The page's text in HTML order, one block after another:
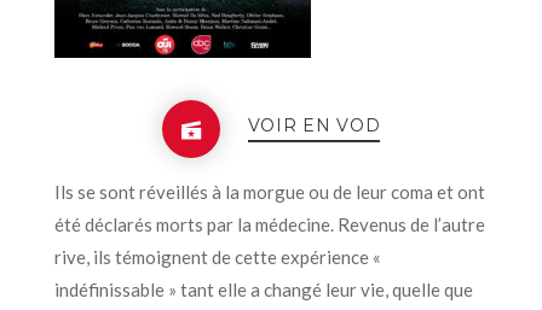
VOIR EN VOD
Ils se sont réveillés à la morgue ou de leur coma et ont
été déclarés morts par la médecine. Revenus de l’autre
rive, ils témoignent de cette expérience «
indéfinissable » tant elle a changé leur vie, quelle que